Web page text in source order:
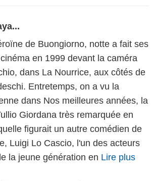
de Buongiorno, notte a fait ses
en 1999 devant la caméra
dans La Nourrice, aux côtés de
Entretemps, on a vu la
dans Nos meilleures années, la
Giordana très remarquée en
figurait un autre comédien de
Luigi Lo Cascio, l'un des acteurs
la jeune génération en Lire plus